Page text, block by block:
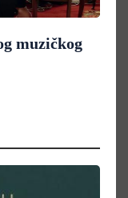
muzičkog